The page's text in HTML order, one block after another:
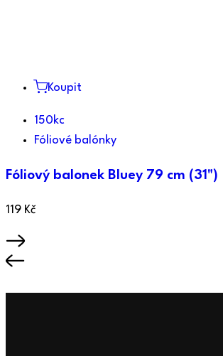
Koupit
150kc
Fóliové balónky
Fóliový balonek Bluey 79 cm (31")
119 Kč